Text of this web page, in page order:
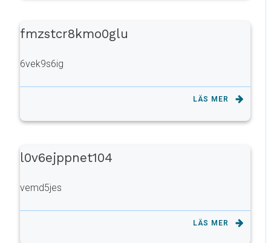
fmzstcr8kmo0glu
6vek9s6ig
LÄS MER
l0v6ejppnet104
vemd5jes
LÄS MER